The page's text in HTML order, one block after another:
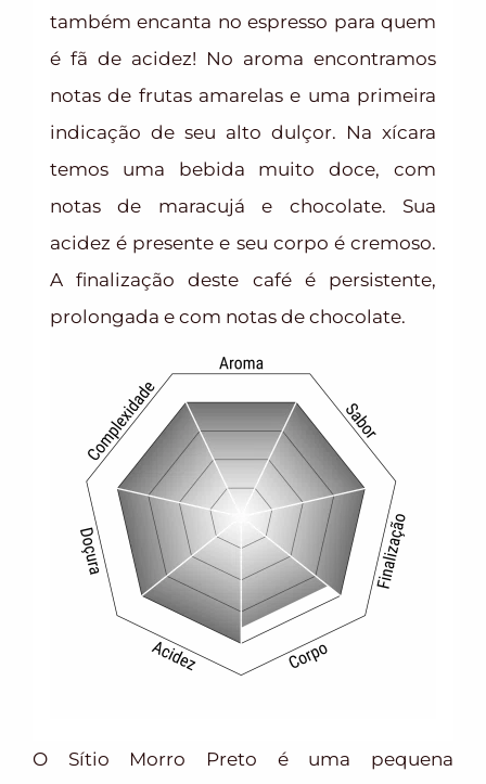
também encanta no espresso para quem
é fã de acidez! No aroma encontramos
notas de frutas amarelas e uma primeira
indicação de seu alto dulçor. Na xícara
temos uma bebida muito doce, com
notas de maracujá e chocolate. Sua
acidez é presente e seu corpo é cremoso.
A finalização deste café é persistente,
prolongada e com notas de chocolate.
O Sítio Morro Preto é uma pequena